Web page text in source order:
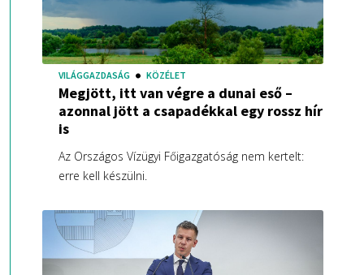
VILÁGGAZDASÁG KÖZÉLET
Megjött, itt van végre a dunai eső –
azonnal jött a csapadékkal egy rossz hír
is
Az Országos Vízügyi Főigazgatóság nem kertelt:
erre kell készülni.